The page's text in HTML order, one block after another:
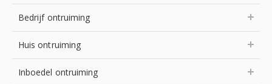
Bedrijf ontruiming
Huis ontruiming
Inboedel ontruiming